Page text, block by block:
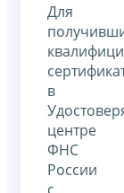
Для
в
центре
ФНС
России